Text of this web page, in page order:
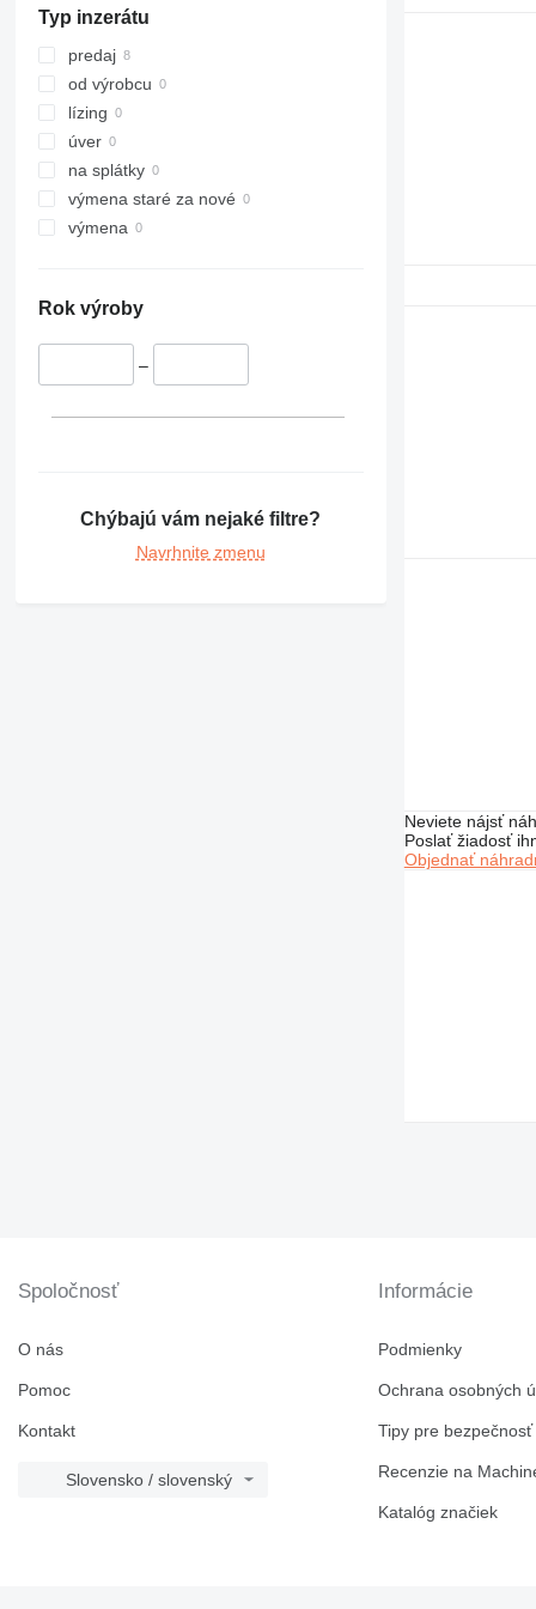
966
972
973
980
988
990
992
C-series
M-series
TH
Typ inzerátu
predaj
od výrobcu
lízing
úver
na splátky
výmena staré za nové
výmena
Rok výroby
–
Chýbajú vám nejaké filtre?
Navrhnite zmenu
Neviete nájsť
Poslať žiadosť
Objednať
Spoločnosť
O nás
Pomoc
Kontakt
Slovensko / slovenský
Informácie
Podmienky
Ochrana osobných
Tipy pre bezpečnosť
Recenzie na
Katalóg značiek